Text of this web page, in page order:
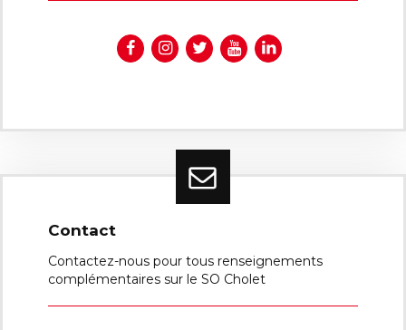
Contact
Contactez-nous pour tous renseignements
complémentaires sur le SO Cholet